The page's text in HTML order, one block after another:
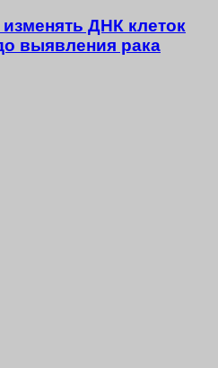
ДНК клеток
выявления рака